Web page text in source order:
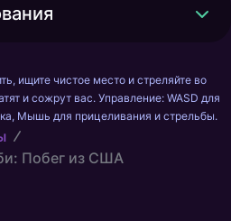
ищите чистое место и стреляйте во
и сожрут вас. Управление: WASD для
Мышь для прицеливания и стрельбы.
Побег из США